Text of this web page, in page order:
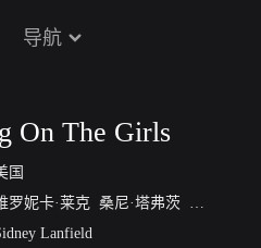
导航
On The Girls
国
罗妮卡·莱克 桑尼·塔弗茨
埃迪·布莱
Lanfield